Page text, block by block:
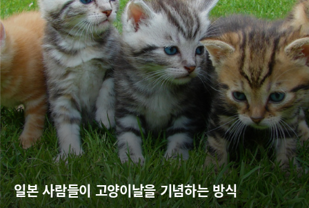
일본 사람들이 고양이날을 기념하는 방식